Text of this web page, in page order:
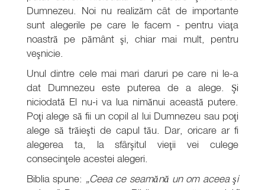
Dumnezeu. Noi nu realizăm cât de importante
sunt alegerile pe care le facem - pentru viaţa
noastră pe pământ şi, chiar mai mult, pentru
veşnicie.
Unul dintre cele mai mari daruri pe care ni le-a
dat Dumnezeu este puterea de a alege. Şi
niciodată El nu-i va lua nimănui această putere.
Poţi alege să fii un copil al lui Dumnezeu sau poţi
alege să trăieşti de capul tău. Dar, oricare ar fi
alegerea ta, la sfârşitul vieţii vei culege
consecinţele acestei alegeri.
Biblia spune: „Ceea ce seamănă un om aceea şi